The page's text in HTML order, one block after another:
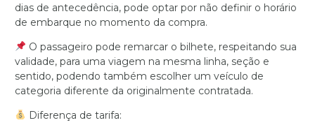
dias de antecedência, pode optar por não definir o horário
de embarque no momento da compra.
O passageiro pode remarcar o bilhete, respeitando sua
validade, para uma viagem na mesma linha, seção e
sentido, podendo também escolher um veículo de
categoria diferente da originalmente contratada.
Diferença de tarifa: